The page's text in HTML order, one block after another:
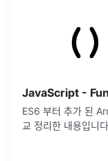
JavaScript -
ES6 부터 추가 된
교 정리한 내용입니